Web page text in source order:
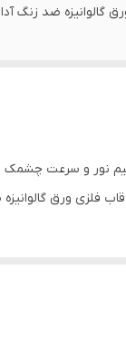
12 ولت جنس ال ای دی چیپ درشت تایوانی
نور و سرعت
فلزی ورق